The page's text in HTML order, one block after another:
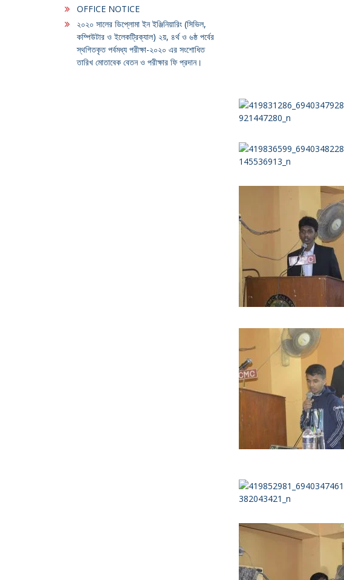
OFFICE NOTICE
২০২০ সালের ডিপ্লোমা ইন ইঞ্জিনিয়ারিং (সিভিল,
কম্পিউটার ও ইলেকট্রিক্যাল) ২য়, ৪র্থ ও ৬ষ্ঠ পর্বের
স্থগিতকৃত পর্বমধ্য পরীক্ষা-২০২০ এর সংশোধিত
তারিখ মোতাবেক বেতন ও পরীক্ষার ফি প্রদান।